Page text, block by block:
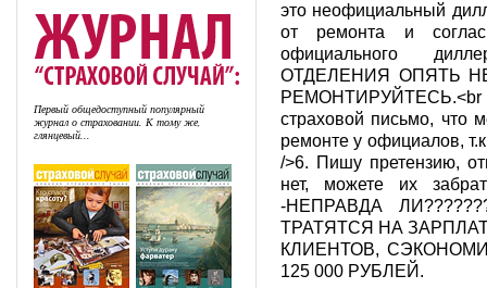
Первый общедоступный популярный
журнал о страховании. К тому же,
глянцевый...
это неофициальный
от ремонта и
официального
ОТДЕЛЕНИЯ ОПЯТЬ
РЕМОНТИРУЙТЕСЬ.<br
страховой письмо, что
ремонте у официалов,
/>6. Пишу претензию,
нет, можете их
-НЕПРАВДА
ТРАТЯТСЯ НА
КЛИЕНТОВ,
125 000 РУБЛЕЙ.